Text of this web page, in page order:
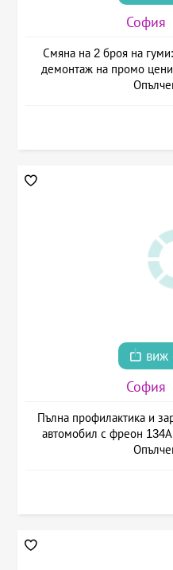
София
Смяна на 2 броя на
демонтаж на промо цени
виж
София
Пълна профилактика и
автомобил с фреон 134А